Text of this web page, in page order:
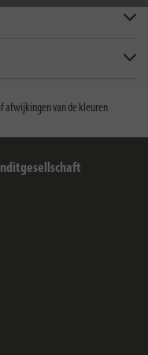
afwijkingen van de kleuren